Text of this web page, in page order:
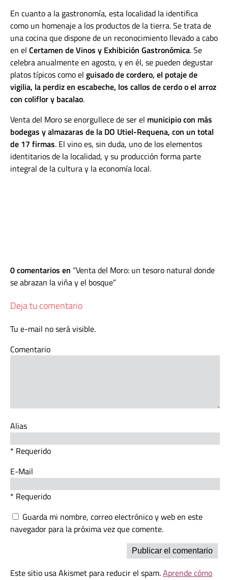
En cuanto a la gastronomía, esta localidad la identifica
como un homenaje a los productos de la tierra. Se trata de
una cocina que dispone de un reconocimiento llevado a cabo
en el Certamen de Vinos y Exhibición Gastronómica. Se
celebra anualmente en agosto, y en él, se pueden degustar
platos típicos como el guisado de cordero, el potaje de
vigilia, la perdiz en escabeche, los callos de cerdo o el arroz
con coliflor y bacalao.
Venta del Moro se enorgullece de ser el municipio con más
bodegas y almazaras de la DO Utiel-Requena, con un total
de 17 firmas. El vino es, sin duda, uno de los elementos
identitarios de la localidad, y su producción forma parte
integral de la cultura y la economía local.
0 comentarios en Venta del Moro: un tesoro natural donde
se abrazan la viña y el bosque
Deja tu comentario
Tu e-mail no será visible.
Comentario
Alias
* Requerido
E-Mail
* Requerido
Guarda mi nombre, correo electrónico y web en este
navegador para la próxima vez que comente.
Este sitio usa Akismet para reducir el spam.Aprende cómo